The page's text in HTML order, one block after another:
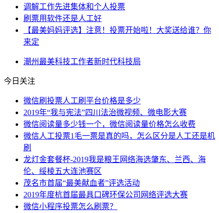
调解工作先进集体和个人投票
刷票用软件还是人工好
【最美妈妈评选】注意！投票开始啦！大奖送给谁？你
来定
潮州最美科技工作者新时代科技局
今日关注
微信刷投票人工刷平台价格是多少
2019年“我与宪法”四川法治微视频、微电影大赛
微信阅读量多少钱一个，微信阅读量价格怎么收费
微信人工投票1毛一票是真的吗，怎么区分是人工还是机
刷
龙灯金套餐杯-2019我是粮王网络海选肇东、兰西、海
伦、绥棱五大连池赛区
茂名市首届“最美献血者”评选活动
2019年度杭首届最具口碑环保公司网络评选大赛
微信小程序投票怎么刷票？